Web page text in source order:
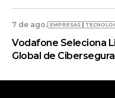
7 de ago. EMPRESAS
Vodafone Seleciona
Global de